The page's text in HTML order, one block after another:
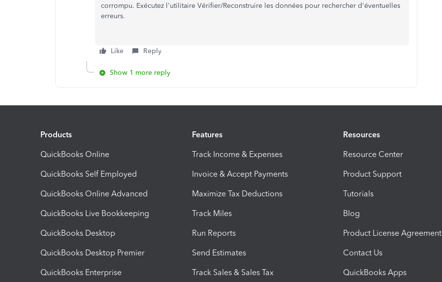
corrompu. Exécutez l'utilitaire Vérifier/Reconstruire les données pour rechercher d'éventuelles
erreurs.
Like Reply
Show 1 more reply
Products
QuickBooks Online
QuickBooks Self Employed
QuickBooks Online Advanced
QuickBooks Live Bookkeeping
QuickBooks Desktop
QuickBooks Desktop Premier
QuickBooks Enterprise
Features
Track Income & Expenses
Invoice & Accept Payments
Maximize Tax Deductions
Track Miles
Run Reports
Send Estimates
Track Sales & Sales Tax
Resources
Resource Center
Product Support
Tutorials
Blog
Product License Agreement
Contact Us
QuickBooks Apps